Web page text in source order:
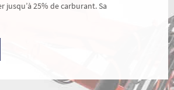
jusqu’à 25% de carburant. Sa